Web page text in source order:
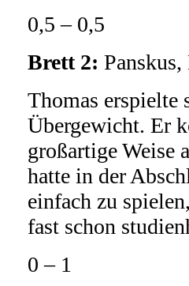
0,5 – 0,5
Brett 2:
Thomas erspielte
Übergewicht. Er
großartige Weise
hatte in der
einfach zu
fast schon
0 – 1